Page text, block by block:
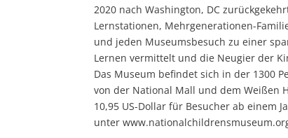
2020 nach Washington, DC
Lernstationen, Mehrgenerationen-
und jeden Museumsbesuch zu einer
Lernen vermittelt und die Neugier der
Das Museum befindet sich in der 1300
von der National Mall und dem Weißen
10,95 US-Dollar für Besucher ab einem
unter